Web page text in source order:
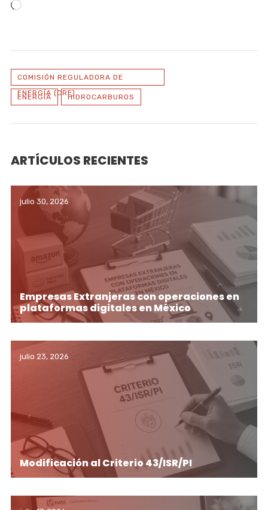
Cargando...
COMISIÓN REGULADORA DE
ENERGÍA (CRE)
ENERGÍA HIDROCARBUROS
ARTÍCULOS RECIENTES
julio 30, 2026
Empresas Extranjeras con operaciones en
plataformas digitales en México
julio 23, 2026
Modificación al Criterio 43/ISR/PI